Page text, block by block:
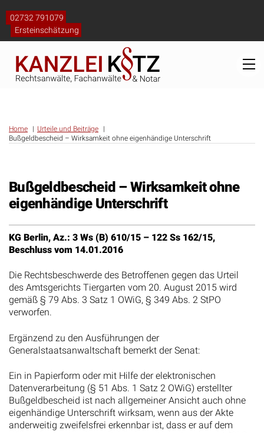
content
02732 791079
Ersteinschätzung
Home
Urteile und Beiträge
Bußgeldbescheid – Wirksamkeit ohne eigenhändige Unterschrift
Bußgeldbescheid – Wirksamkeit ohne
eigenhändige Unterschrift
KG Berlin, Az.: 3 Ws (B) 610/15 – 122 Ss 162/15,
Beschluss vom 14.01.2016
Die Rechtsbeschwerde des Betroffenen gegen das Urteil
des Amtsgerichts Tiergarten vom 20. August 2015 wird
gemäß § 79 Abs. 3 Satz 1 OWiG, § 349 Abs. 2 StPO
verworfen.
Ergänzend zu den Ausführungen der
Generalstaatsanwaltschaft bemerkt der Senat:
Ein in Papierform oder mit Hilfe der elektronischen
Datenverarbeitung (§ 51 Abs. 1 Satz 2 OWiG) erstellter
Bußgeldbescheid ist nach allgemeiner Ansicht auch ohne
eigenhändige Unterschrift wirksam, wenn aus der Akte
anderweitig zweifelsfrei erkennbar ist, dass er auf dem